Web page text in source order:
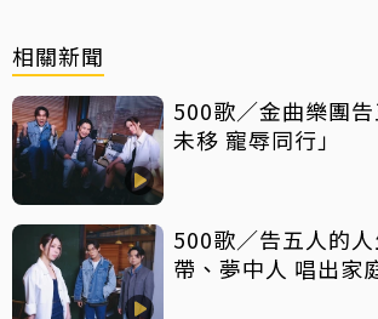
相關新聞
500歌／金曲樂團
未移 寵辱同行」
500歌／告五人的
帶、夢中人 唱出家